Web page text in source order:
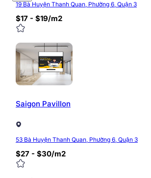
19 Bà Huyện Thanh Quan, Phường 6, Quận 3
$17 - $19/m2
Saigon Pavillon
53 Bà Huyện Thanh Quan, Phường 6, Quận 3
$27 - $30/m2